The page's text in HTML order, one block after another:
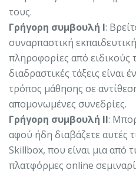
τους.
Γρήγορη συμβουλή Ι:
συναρπαστική
πληροφορίες από ειδικούς
διαδραστικές τάξεις είναι
τρόπος μάθησης σε
απομονωμένες συνεδρίες.
Γρήγορη συμβουλή ΙΙ:
αφού ήδη διαβάζετε αυτές
Skillbox, που είναι μια από
πλατφόρμες online